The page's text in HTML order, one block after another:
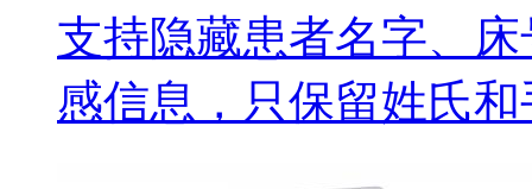
支持隐藏患者名字、
感信息，只保留姓氏